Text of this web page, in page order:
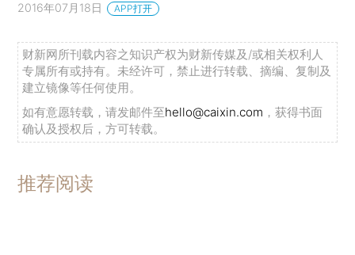
2016年07月18日 APP打开
财新网所刊载内容之知识产权为财新传媒及/或相关权利人
专属所有或持有。未经许可，禁止进行转载、摘编、复制及
建立镜像等任何使用。
如有意愿转载，请发邮件至hello@caixin.com ，获得书面
确认及授权后，方可转载。
推荐阅读